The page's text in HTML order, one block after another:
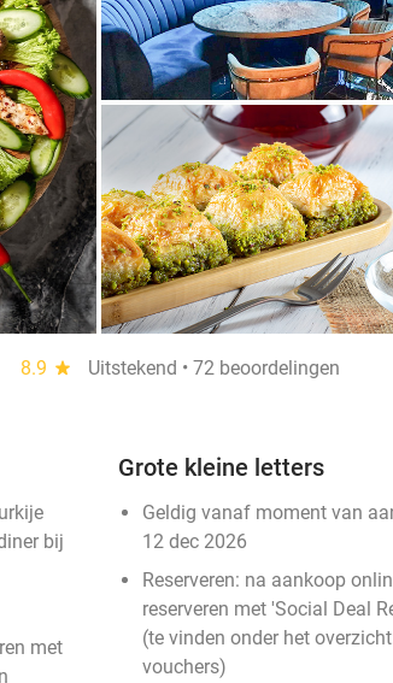
8.9 star
Uitstekend • 72 beoordelingen
bij
met
Grote kleine letters
Geldig vanaf moment van
12 dec 2026
Reserveren: na aankoop
reserveren met 'Social Deal
(te vinden onder het
vouchers)